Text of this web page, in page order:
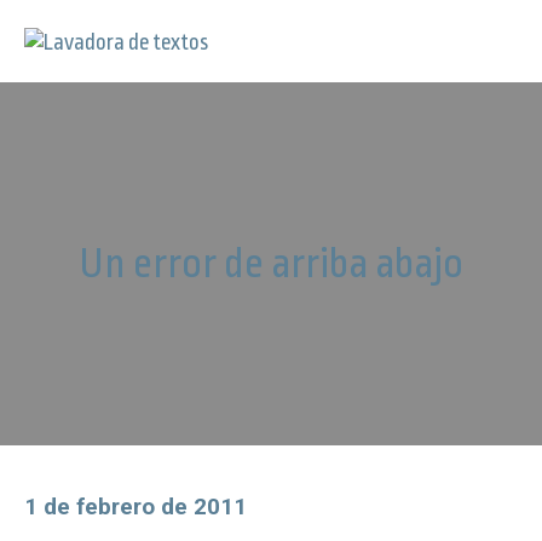
Un error de arriba abajo
1 de febrero de 2011